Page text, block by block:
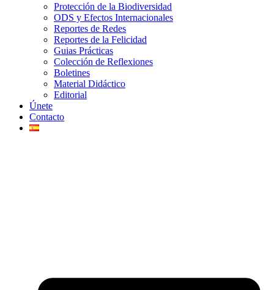
Protección de la Biodiversidad
ODS y Efectos Internacionales
Reportes de Redes
Reportes de la Felicidad
Guias Prácticas
Colección de Reflexiones
Boletines
Material Didáctico
Editorial
Únete
Contacto